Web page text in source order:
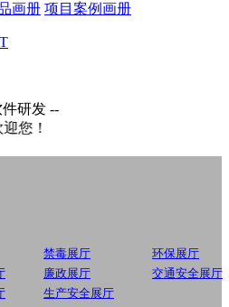
画册 项目案例画册
研发 --
禁毒展厅
环保展厅
廉政展厅
交通安全展厅
生产安全展厅